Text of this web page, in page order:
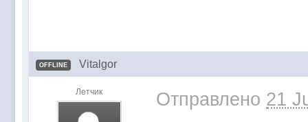
OFFLINE Vitalgor
Летчик Отправлено 21